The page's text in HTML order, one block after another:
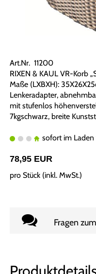
Art.Nr. 11200
RIXEN & KAUL VR-Korb
Maße (LXBXH):
Lenkeradapter,
mit stufenlos
7kgschwarz, breite
sofort im Laden
78,95 EUR
pro Stück (inkl. MwSt.)
Fragen